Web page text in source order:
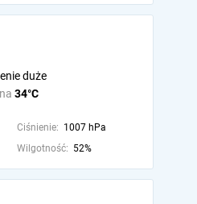
34°C
duże
Ciśnienie: 1007 hPa
Wilgotność: 52%